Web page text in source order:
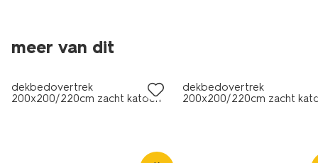
meer van dit
dekbedovertrek
200x200/220cm zacht katoen
dekbedovertrek
200x200/220cm zacht